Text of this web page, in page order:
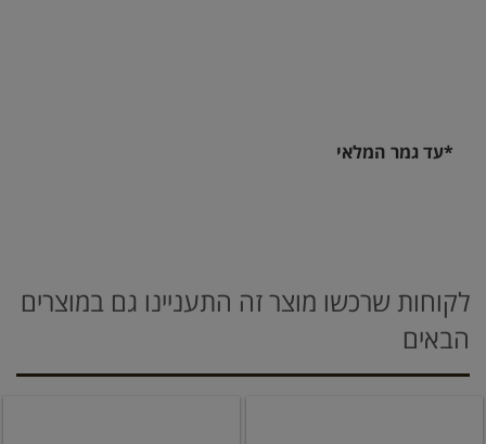
*עד גמר המלאי
לקוחות שרכשו מוצר זה התעניינו גם במוצרים
הבאים